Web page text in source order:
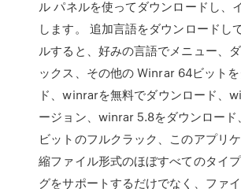
ル パネルを使ってダウンロードし、
します。 追加言語をダウンロードし
ルすると、好みの言語でメニュー、
ックス、その他の Winrar 64ビット
ド、winrarを無料でダウンロード、
ージョン、winrar 5.8をダウンロー
ビットのフルクラック、このアプリ
縮ファイル形式のほぼすべてのタイ
グをサポートするだけでなく、ファ